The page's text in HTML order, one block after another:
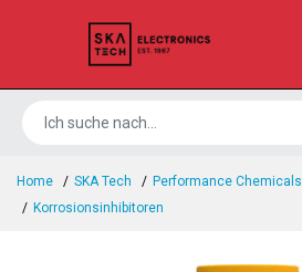
Home SKA Tech Performance Chemicals
Korrosionsinhibitoren